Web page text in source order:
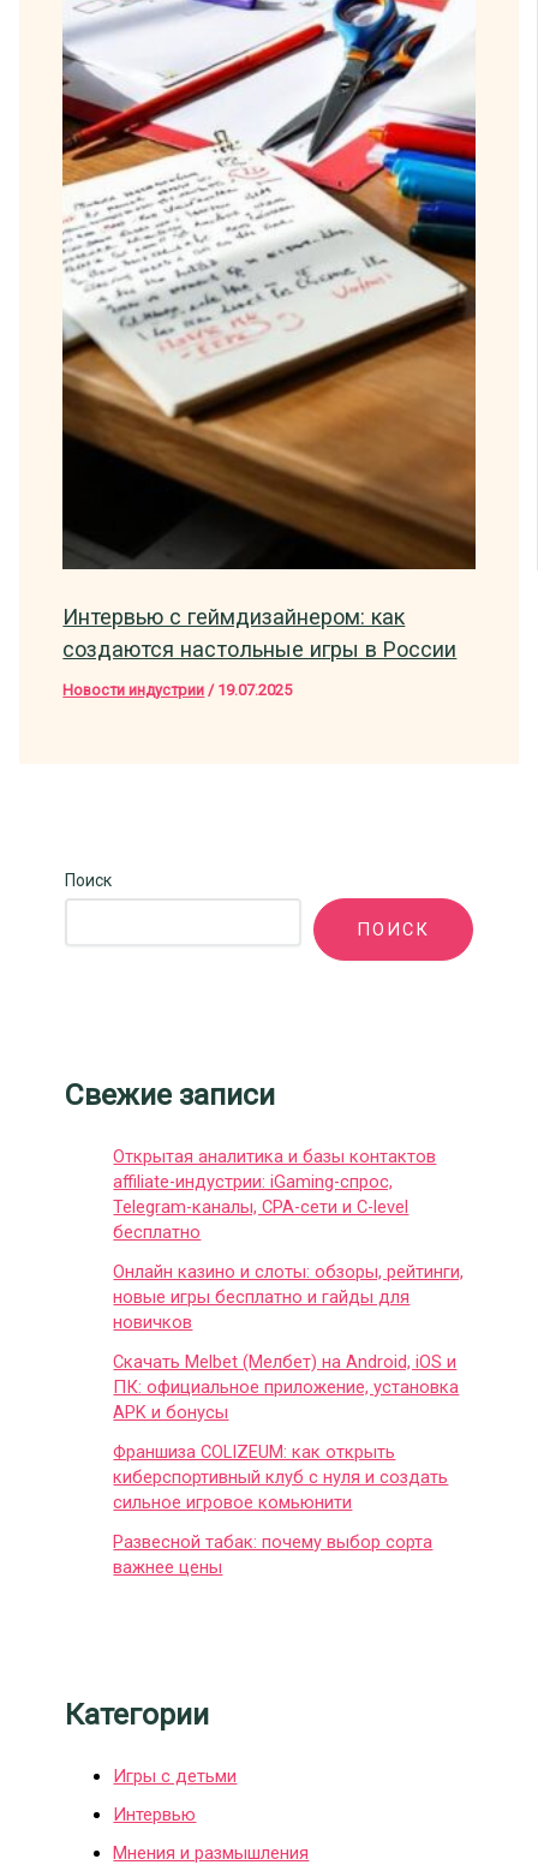
Интервью с геймдизайнером: как
создаются настольные игры в России
Новости индустрии / 19.07.2025
Поиск
ПОИСК
Свежие записи
Открытая аналитика и базы контактов
affiliate-индустрии: iGaming-спрос,
Telegram-каналы, CPA-сети и C-level
бесплатно
Онлайн казино и слоты: обзоры, рейтинги,
новые игры бесплатно и гайды для
новичков
Скачать Melbet (Мелбет) на Android, iOS и
ПК: официальное приложение, установка
APK и бонусы
Франшиза COLIZEUM: как открыть
киберспортивный клуб с нуля и создать
сильное игровое комьюнити
Развесной табак: почему выбор сорта
важнее цены
Категории
Игры с детьми
Интервью
Мнения и размышления